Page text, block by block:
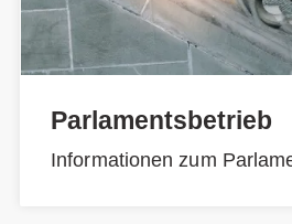
Parlamentsbetrieb
Informationen zum